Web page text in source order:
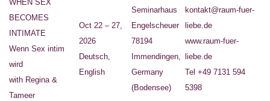
WHEN SEX
BECOMES
INTIMATE
Wenn Sex intim
wird
with Regina &
Tameer
Oct 22 – 27,
2026
Deutsch,
English
Seminarhaus
Engelscheuer
78194
Immendingen,
Germany
(Bodensee)
kontakt@raum-fuer-
liebe.de
www.raum-fuer-
liebe.de
Tel +49 7131 594
5398